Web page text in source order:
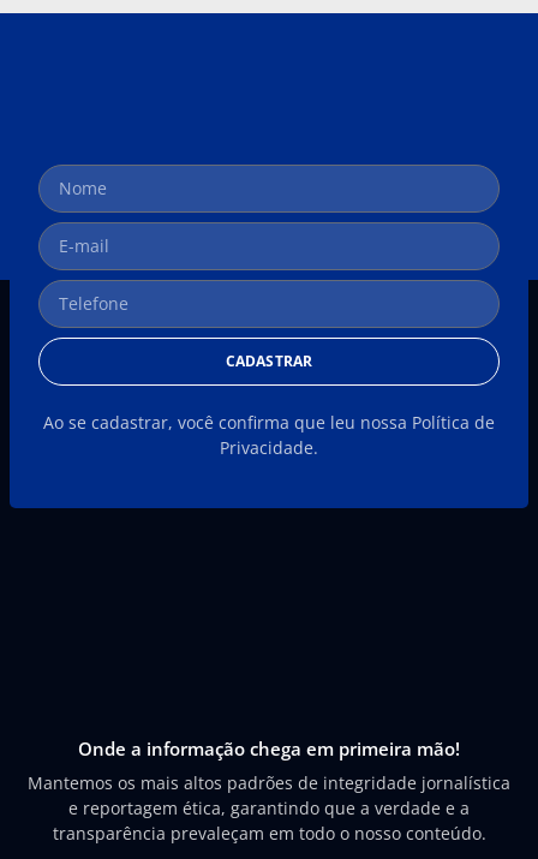
CADASTRAR
Ao se cadastrar, você confirma que leu nossa Política de
Privacidade.
Onde a informação chega em primeira mão!
Mantemos os mais altos padrões de integridade jornalística
e reportagem ética, garantindo que a verdade e a
transparência prevaleçam em todo o nosso conteúdo.